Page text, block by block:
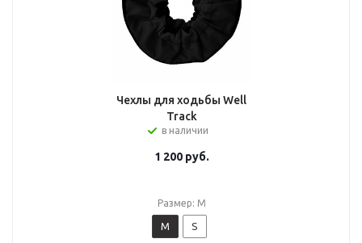
Чехлы для ходьбы Well
Track
в наличии
1 200руб.
Размер: M
M S